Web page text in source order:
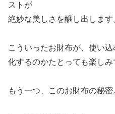
ストが
絶妙な美しさを醸し出します
こういったお財布が、使い
化するのかたとっても楽しみ
もう一つ、このお財布の秘密